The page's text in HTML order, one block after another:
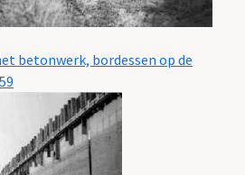
betonwerk, bordessen op de